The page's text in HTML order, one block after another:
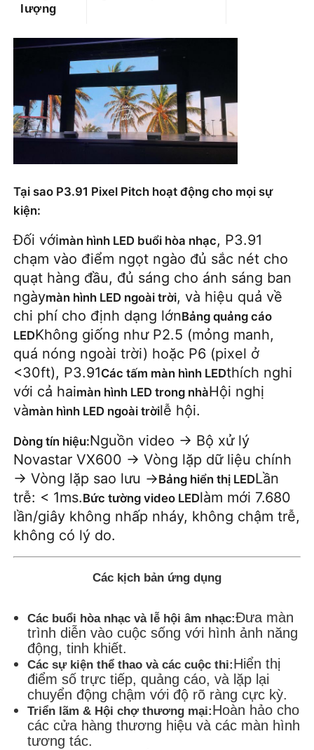
lượng
Tại sao P3.91 Pixel Pitch hoạt động cho mọi sự
kiện:
Đối vớimàn hình LED buổi hòa nhạc, P3.91
chạm vào điểm ngọt ngào đủ sắc nét cho
quạt hàng đầu, đủ sáng cho ánh sáng ban
ngàymàn hình LED ngoài trời, và hiệu quả về
chi phí cho định dạng lớnBảng quảng cáo
LEDKhông giống như P2.5 (mỏng manh,
quá nóng ngoài trời) hoặc P6 (pixel ở
<30ft), P3.91Các tấm màn hình LEDthích nghi
với cả haimàn hình LED trong nhàHội nghị
vàmàn hình LED ngoài trờilễ hội.
Dòng tín hiệu:Nguồn video → Bộ xử lý
Novastar VX600 → Vòng lặp dữ liệu chính
→ Vòng lặp sao lưu →Bảng hiển thị LEDLần
trễ: < 1ms.Bức tường video LEDlàm mới 7.680
lần/giây không nhấp nháy, không chậm trễ,
không có lý do.
Các kịch bản ứng dụng
Các buổi hòa nhạc và lễ hội âm nhạc:Đưa màn
trình diễn vào cuộc sống với hình ảnh năng
động, tinh khiết.
Các sự kiện thể thao và các cuộc thi:Hiển thị
điểm số trực tiếp, quảng cáo, và lặp lại
chuyển động chậm với độ rõ ràng cực kỳ.
Triển lãm & Hội chợ thương mại:Hoàn hảo cho
các cửa hàng thương hiệu và các màn hình
tương tác.